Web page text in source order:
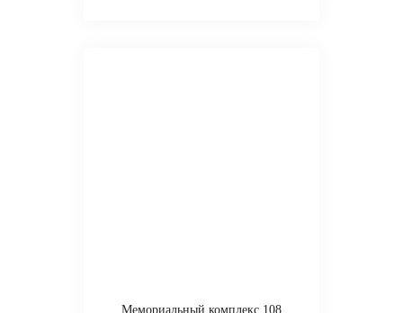
Мемориальный комплекс 108